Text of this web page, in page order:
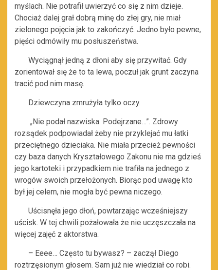
myślach. Nie potrafił uwierzyć co się z nim dzieje.
Chociaż dalej grał dobrą minę do złej gry, nie miał
zielonego pojęcia jak to zakończyć. Jedno było pewne,
pięści odmówiły mu posłuszeństwa.
Wyciągnął jedną z dłoni aby się przywitać. Gdy
zorientował się że to ta lewa, poczuł jak grunt zaczyna
tracić pod nim masę.
Dziewczyna zmrużyła tylko oczy.
„Nie podał nazwiska. Podejrzane…”. Zdrowy
rozsądek podpowiadał żeby nie przyklejać mu łatki
przeciętnego dzieciaka. Nie miała przecież pewności
czy baza danych Kryształowego Zakonu nie ma gdzieś
jego kartoteki i przypadkiem nie trafiła na jednego z
wrogów swoich przełożonych. Biorąc pod uwagę kto
był jej celem, nie mogła być pewna niczego.
Uścisnęła jego dłoń, powtarzając wcześniejszy
uścisk. W tej chwili pożałowała że nie uczęszczała na
więcej zajęć z aktorstwa.
– Eeee… Często tu bywasz? – zaczął Diego
roztrzęsionym głosem. Sam już nie wiedział co robi.